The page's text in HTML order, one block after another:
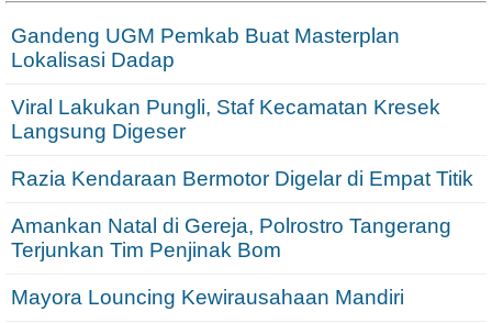
Gandeng UGM Pemkab Buat Masterplan
Lokalisasi Dadap
Viral Lakukan Pungli, Staf Kecamatan Kresek
Langsung Digeser
Razia Kendaraan Bermotor Digelar di Empat Titik
Amankan Natal di Gereja, Polrostro Tangerang
Terjunkan Tim Penjinak Bom
Mayora Louncing Kewirausahaan Mandiri